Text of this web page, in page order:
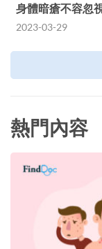
身體暗瘡不容忽
2023-03-29
熱門內容